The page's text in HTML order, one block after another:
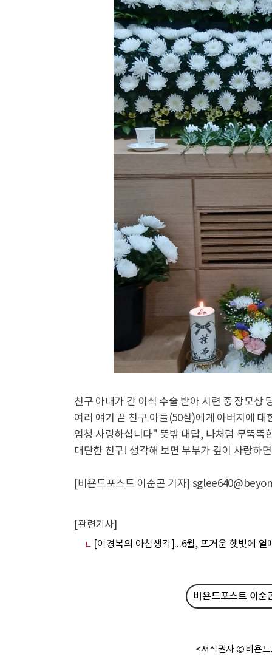
친구 아내가 간 이식 수술 받아 시련 중 장모상
여러 얘기 끝 친구 아들(50살)에게 아버지에
엄청 사랑하십니다" 뜻밖 대답, 나처럼 무뚝뚝
대단한 친구! 생각해 보면 부부가 깊이 사랑하
[비욘드포스트 이순곤 기자]
[관련기사]
[이경복의 아침생각]...6월, 뜨거운 햇빛에 열
비욘드포스트 이순
<저작권자 © 비욘드